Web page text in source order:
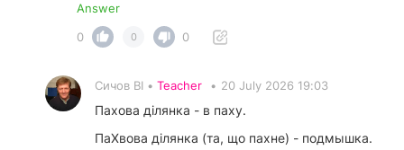
Answer
0
0 0
Сичов ВІ • Teacher • 20 July 2026 19:03
Пахова ділянка - в паху.
ПаХвова ділянка (та, що пахне) - подмышка.